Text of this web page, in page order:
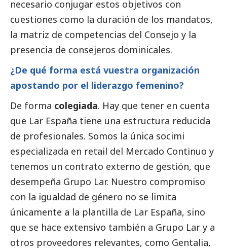
necesario conjugar estos objetivos con
cuestiones como la duración de los mandatos,
la matriz de competencias del Consejo y la
presencia de consejeros dominicales.
¿De qué forma está vuestra organización
apostando por el liderazgo femenino?
De forma colegiada. Hay que tener en cuenta
que Lar España tiene una estructura reducida
de profesionales. Somos la única socimi
especializada en retail del Mercado Continuo y
tenemos un contrato externo de gestión, que
desempeña Grupo Lar. Nuestro compromiso
con la igualdad de género no se limita
únicamente a la plantilla de Lar España, sino
que se hace extensivo también a Grupo Lar y a
otros proveedores relevantes, como Gentalia,